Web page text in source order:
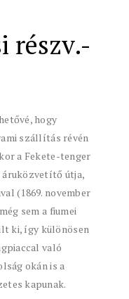
részv.-
hogy
szállítás révén
a Fekete-tenger
útja,
(1869. november
sem a fiumei
ki, így különösen
való
okán is a
kapunak.